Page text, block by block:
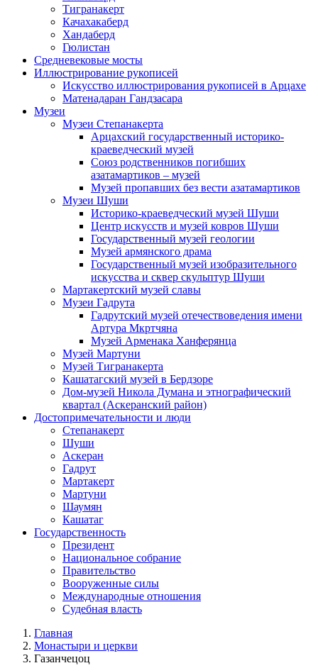
Тигранакерт
Качахакаберд
Хандаберд
Гюлистан
Средневековые мосты
Иллюстрирование рукописей
Искусство иллюстрирования рукописей в Арцахе
Матенадаран Гандзасара
Музеи
Музеи Степанакерта
Арцахский государственный историко-
краеведческий музей
Союз родственников погибших
азатамартиков – музей
Музей пропавших без вести азатамартиков
Музеи Шуши
Историко-краеведческий музей Шуши
Центр искусств и музей ковров Шуши
Государственный музей геологии
Музей армянского драма
Государственный музей изобразительного
искусства и сквер скульптур Шуши
Мартакертский музей славы
Музеи Гадрута
Гадрутский музей отечествоведения имени
Артура Мкртчяна
Музей Арменака Ханферянца
Музей Мартуни
Музей Тигранакерта
Кашатагский музей в Бердзоре
Дом-музей Никола Думана и этнографический
квартал (Аскеранский район)
Достопримечательности и люди
Степанакерт
Шуши
Аскеран
Гадрут
Мартакерт
Мартуни
Шаумян
Кашатаг
Государственность
Президент
Национальное собрание
Правительство
Вооруженные силы
Международные отношения
Судебная власть
Главная
Монастыри и церкви
Газанчецоц